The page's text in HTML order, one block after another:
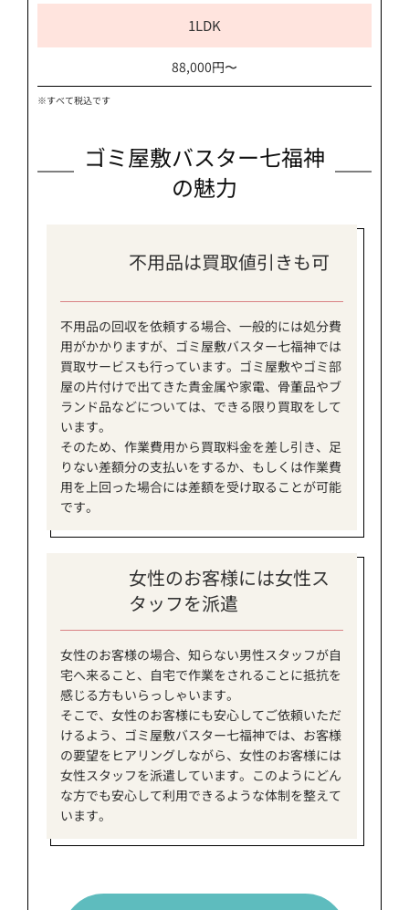
1LDK
88,000円〜
※すべて税込です
ゴミ屋敷バスター七福神
の魅力
不用品は買取値引きも可
不用品の回収を依頼する場合、一般的には処分費
用がかかりますが、ゴミ屋敷バスター七福神では
買取サービスも行っています。ゴミ屋敷やゴミ部
屋の片付けで出てきた貴金属や家電、骨董品やブ
ランド品などについては、できる限り買取をして
います。
そのため、作業費用から買取料金を差し引き、足
りない差額分の支払いをするか、もしくは作業費
用を上回った場合には差額を受け取ることが可能
です。
女性のお客様には女性ス
タッフを派遣
女性のお客様の場合、知らない男性スタッフが自
宅へ来ること、自宅で作業をされることに抵抗を
感じる方もいらっしゃいます。
そこで、女性のお客様にも安心してご依頼いただ
けるよう、ゴミ屋敷バスター七福神では、お客様
の要望をヒアリングしながら、女性のお客様には
女性スタッフを派遣しています。このようにどん
な方でも安心して利用できるような体制を整えて
います。